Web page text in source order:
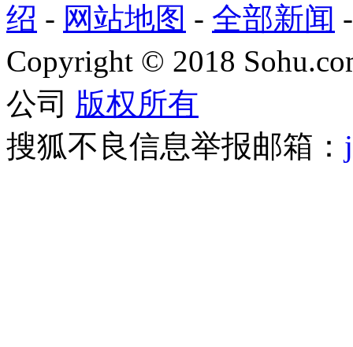
绍 - 网站地图 - 全部新闻
Copyright © 2018
公司 版权所有
搜狐不良信息举报邮箱：